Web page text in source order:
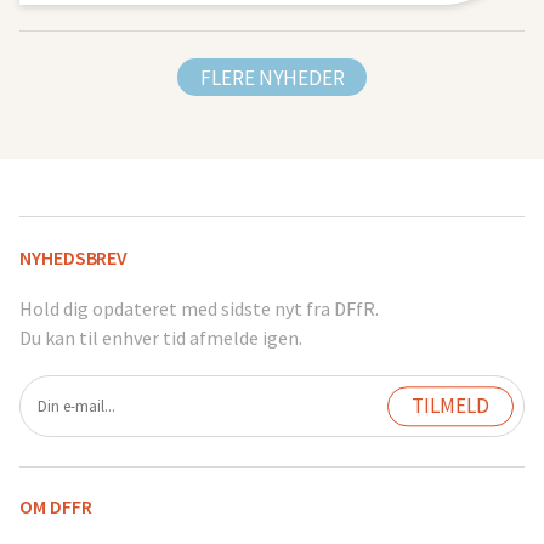
FLERE NYHEDER
NYHEDSBREV
Hold dig opdateret med sidste nyt fra DFfR.
Du kan til enhver tid afmelde igen.
OM DFFR